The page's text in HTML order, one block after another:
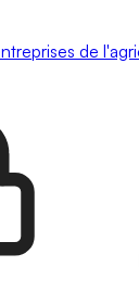
de